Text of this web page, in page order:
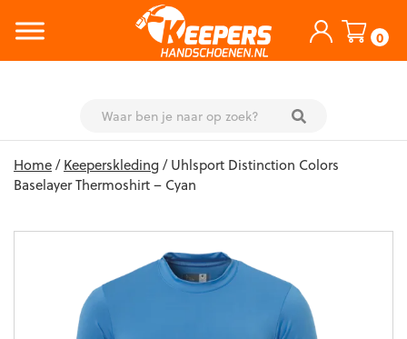
0
content
Home/Keeperskleding/ Uhlsport Distinction Colors
Baselayer Thermoshirt – Cyan